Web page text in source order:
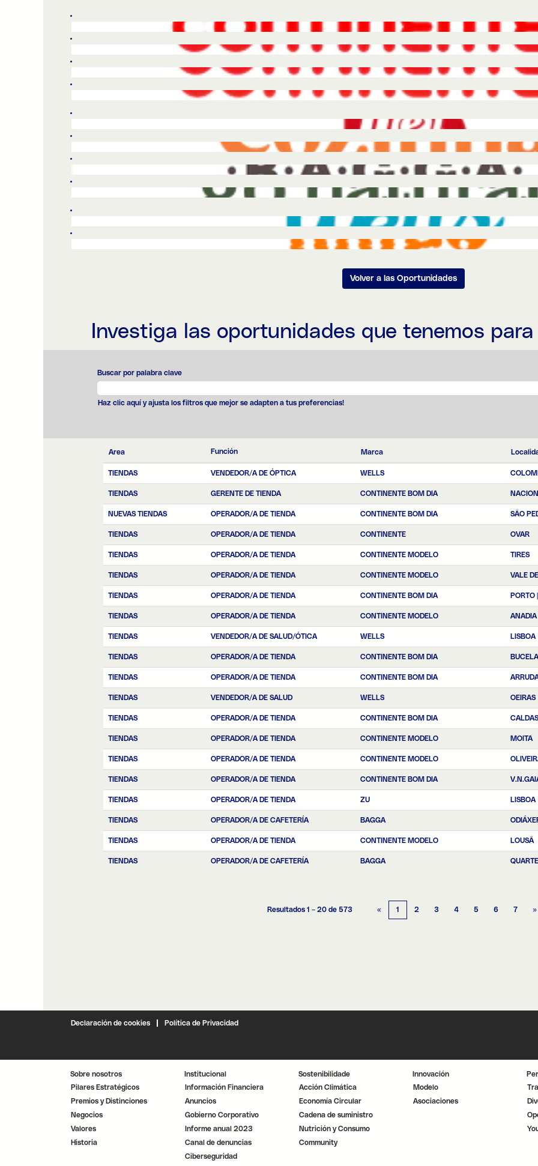
Volver a las Oportunidades
Investiga las oportunidades que tenemos
Buscar por palabra clave
Haz clic aquí y ajusta los filtros que mejor se adapten a tus preferencias!
Area Función Marca
TIENDAS VENDEDOR/A DE ÓPTICA WELLS
TIENDAS GERENTE DE TIENDA CONTINENTE BOM DIA
NUEVAS TIENDAS OPERADOR/A DE TIENDA CONTINENTE BOM DIA SÃO
TIENDAS OPERADOR/A DE TIENDA CONTINENTE OVAR
TIENDAS OPERADOR/A DE TIENDA CONTINENTE MODELO TIRES
TIENDAS OPERADOR/A DE TIENDA CONTINENTE MODELO VALE
TIENDAS OPERADOR/A DE TIENDA CONTINENTE BOM DIA PORTO
TIENDAS OPERADOR/A DE TIENDA CONTINENTE MODELO ANADIA
TIENDAS VENDEDOR/A DE SALUD/ÓTICA WELLS LISBOA
TIENDAS OPERADOR/A DE TIENDA CONTINENTE BOM DIA
TIENDAS OPERADOR/A DE TIENDA CONTINENTE BOM DIA
TIENDAS VENDEDOR/A DE SALUD WELLS OEIRAS
TIENDAS OPERADOR/A DE TIENDA CONTINENTE BOM DIA
TIENDAS OPERADOR/A DE TIENDA CONTINENTE MODELO MOITA
TIENDAS OPERADOR/A DE TIENDA CONTINENTE MODELO
TIENDAS OPERADOR/A DE TIENDA CONTINENTE BOM DIA
TIENDAS OPERADOR/A DE TIENDA ZU LISBOA
TIENDAS OPERADOR/A DE CAFETERÍA BAGGA
TIENDAS OPERADOR/A DE TIENDA CONTINENTE MODELO LOUSÃ
TIENDAS OPERADOR/A DE CAFETERÍA BAGGA
Resultados 1 – 20 de 573 « 1 2 3 4 5 6 7 »
Declaración de cookies Política de Privacidad
Sobre nosotros
Pilares Estratégicos
Premios y Distinciones
Negocios
Valores
Historia
Institucional
Información Financiera
Anuncios
Gobierno Corporativo
Informe anual 2023
Canal de denuncias
Ciberseguridad
Sostenibilidade
Acción Climática
Economía Circular
Cadena de suministro
Nutrición y Consumo
Community
Innovación
Modelo
Asociaciones